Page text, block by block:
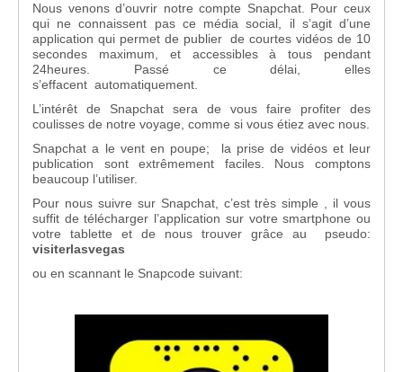
Nous venons d’ouvrir notre compte Snapchat. Pour ceux
qui ne connaissent pas ce média social, il s’agit d’une
application qui permet de publier de courtes vidéos de 10
secondes maximum, et accessibles à tous pendant
24heures. Passé ce délai, elles
s’effacent automatiquement.
L’intérêt de Snapchat sera de vous faire profiter des
coulisses de notre voyage, comme si vous étiez avec nous.
Snapchat a le vent en poupe; la prise de vidéos et leur
publication sont extrêmement faciles. Nous comptons
beaucoup l’utiliser.
Pour nous suivre sur Snapchat, c’est très simple , il vous
suffit de télécharger l’application sur votre smartphone ou
votre tablette et de nous trouver grâce au pseudo:
visiterlasvegas
ou en scannant le Snapcode suivant: